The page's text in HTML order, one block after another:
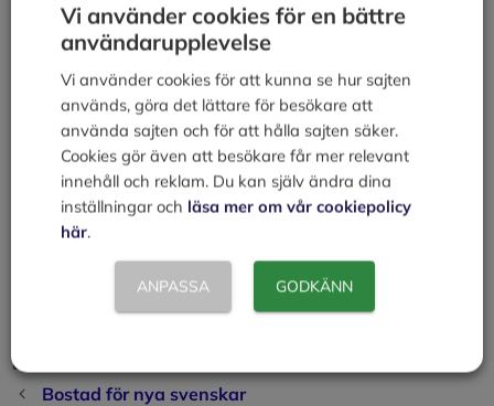
ditt godkännande om din villa är ett enfamiljshus som
inte hyrs ut permanent eller om villan är ett
tvåfamiljshus.
Om du skriver något i kontraktet som skiljer sig mot
vad det står i hyreslagen är det ändå alltid det som
är till mest nytta för hyresgästen som gäller. Det är
mycket viktigt att du och din hyresgäst skriver ett
avtal och att ni båda går igenom avtalet så att båda
att köpa i bokhandel eller via nätet.
Bostad för nya svenskar
Vi använder cookies för en bättre
användarupplevelse
Vi använder cookies för att kunna se hur sajten
används, göra det lättare för besökare att
använda sajten och för att hålla sajten säker.
Cookies gör även att besökare får mer relevant
innehåll och reklam. Du kan själv ändra dina
inställningar och läsa mer om vår cookiepolicy
här.
ANPASSA GODKÄNN